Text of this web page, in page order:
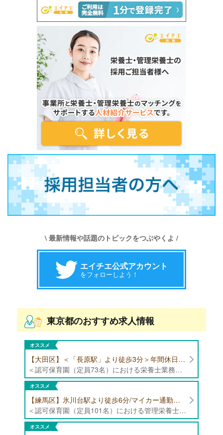
\ 最新情報や話題のトピックをつぶやくよ /
エイチエ公式アカウント
をフォローしよう！
東京都のおすすめ求人情報
オススメ
【大田区】＜「長原駅」より徒歩3分＞年間休日120日以上/最大10連休取得可能/日勤帯勤務のみ 認可保育園（定員73名）にて、栄養士の募集！
＜認可保育園（定員73名）における栄養士業務全般＞ ・調理（朝おやつ・給食・おやつ・補食） ・盛付け、片づけ ・食育、保育室への給食ラウンド、事務業務 ・調理室のお掃除、備蓄の確認、発注など ※定員:73名(0歳児6名、1歳歳児10名、2歳児12名、3歳-5歳児各15名)
オススメ
【練馬区】氷川台駅より徒歩6分/マイカー通勤可能/年間休日120日/賞与高水準 認可保育園（定員101名）にて管理栄養士・栄養士・調理師募集！
＜認可保育園（定員101名）における管理栄養士・栄養士・調理師業務全般＞ ・調理業務全般 ・離乳食、アレルギー除去食対応 ・食育活動
オススメ